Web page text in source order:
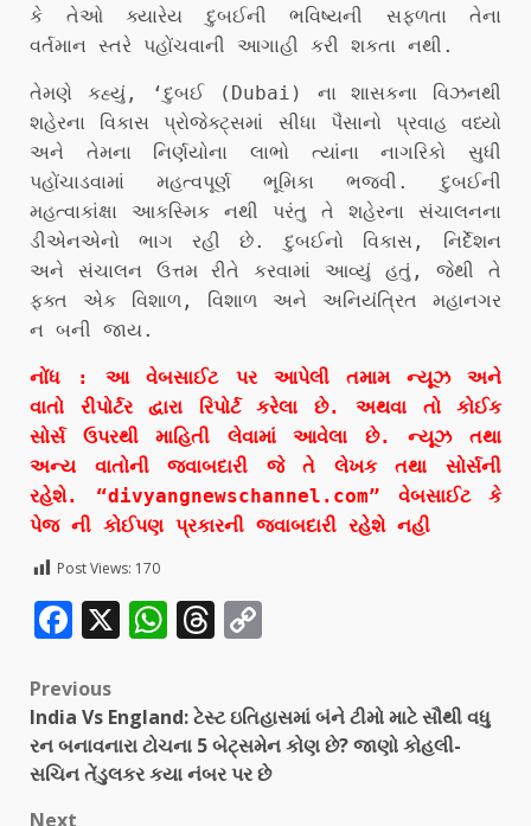
કે તેઓ ક્યારેય દુબઈની ભવિષ્યની સફળતા તેના
વર્તમાન સ્તરે પહોંચવાની આગાહી કરી શકતા નથી.
તેમણે કહ્યું, ‘દુબઈ (Dubai) ના શાસકના વિઝનથી
શહેરના વિકાસ પ્રોજેક્ટ્સમાં સીધા પૈસાનો પ્રવાહ વધ્યો
અને તેમના નિર્ણયોના લાભો ત્યાંના નાગરિકો સુધી
પહોંચાડવામાં મહત્વપૂર્ણ ભૂમિકા ભજવી. દુબઈની
મહત્વાકાંક્ષા આકસ્મિક નથી પરંતુ તે શહેરના સંચાલનના
ડીએનએનો ભાગ રહી છે. દુબઈનો વિકાસ, નિર્દેશન
અને સંચાલન ઉત્તમ રીતે કરવામાં આવ્યું હતું, જેથી તે
ફક્ત એક વિશાળ, વિશાળ અને અનિયંત્રિત મહાનગર
ન બની જાય.
નોંધ : આ વેબસાઈટ પર આપેલી તમામ ન્યૂઝ અને
વાતો રીપોર્ટર દ્વારા રિપોર્ટ કરેલા છે. અથવા તો કોઈક
સોર્સ ઉપરથી માહિતી લેવામાં આવેલા છે. ન્યૂઝ તથા
અન્ય વાતોની જવાબદારી જે તે લેખક તથા સોર્સની
રહેશે. “divyangnewschannel.com” વેબસાઈટ કે
પેજ ની કોઈપણ પ્રકારની જવાબદારી રહેશે નહી
Post Views: 170
Facebook
X WhatsApp
Threads
Previous
India Vs England: ટેસ્ટ ઇતિહાસમાં બંને ટીમો માટે સૌથી વધુ
રન બનાવનારા ટોચના 5 બેટ્સમેન કોણ છે? જાણો કોહલી-
સચિન તેંડુલકર કયા નંબર પર છે
Next